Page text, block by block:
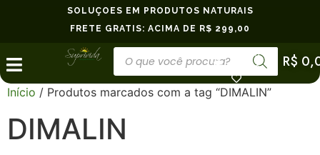
SOLUÇÕES EM PRODUTOS NATURAIS
FRETE GRÁTIS: ACIMA DE R$ 299,00
Minha
Conta
R$
Início / Produtos marcados com a tag “DIMALIN”
DIMALIN